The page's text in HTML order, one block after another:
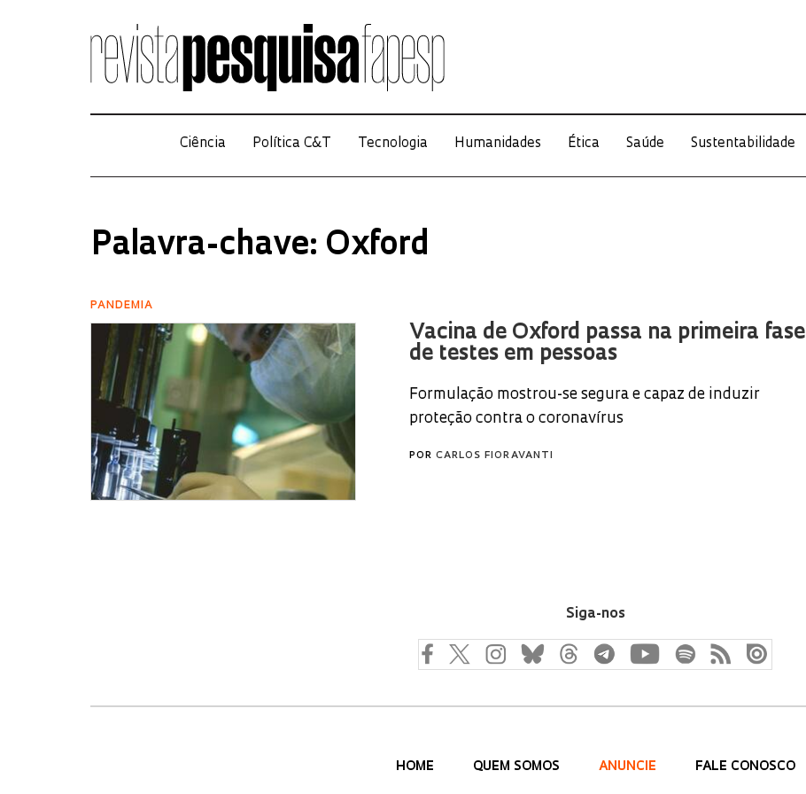
Ciência Política C&T Tecnologia Humanidades Ética Saúde Sustentabilidade
Palavra-chave: Oxford
PANDEMIA
Vacina de Oxford passa na primeira fase
de testes em pessoas
Formulação mostrou-se segura e capaz de induzir
proteção contra o coronavírus
POR CARLOS FIORAVANTI
Siga-nos
HOME QUEM SOMOS ANUNCIE FALE CONOSCO